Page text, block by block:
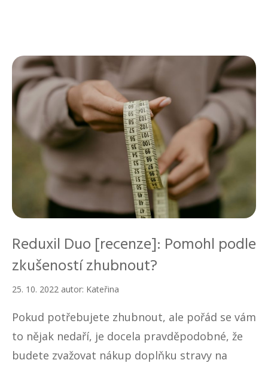
Reduxil Duo [recenze]: Pomohl podle
zkušeností zhubnout?
25. 10. 2022 autor: Kateřina
Pokud potřebujete zhubnout, ale pořád se vám
to nějak nedaří, je docela pravděpodobné, že
budete zvažovat nákup doplňku stravy na